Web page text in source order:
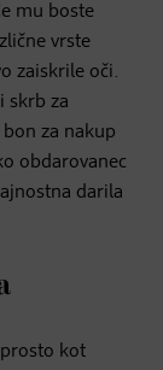
mu boste
vrste
zaiskrile oči.
skrb za
za nakup
obdarovanec
darila
kot